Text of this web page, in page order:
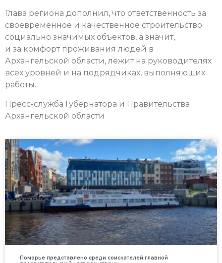
Глава региона дополнил, что ответственность за
своевременное и качественное строительство
социально значимых объектов, а значит,
и за комфорт проживания людей в
Архангельской области, лежит на руководителях
всех уровней и на подрядчиках, выполняющих
работы.
Пресс-служба Губернатора и Правительства
Архангельской области
Поморье представлено среди соискателей главной